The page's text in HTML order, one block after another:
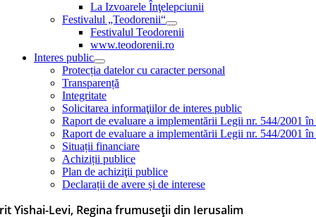
La Izvoarele Înţelepciunii
Festivalul „Teodorenii“
Festivalul Teodorenii
www.teodorenii.ro
Interes public
Protecția datelor cu caracter personal
Transparență
Integritate
Solicitarea informaţiilor de interes public
Raport de evaluare a implementării Legii nr. 544/2001
Raport de evaluare a implementării Legii nr. 544/2001
Situații financiare
Achiziții publice
Plan de achiziţii publice
Declarații de avere și de interese
Yishai-Levi, Regina frumuseții din Ierusalim